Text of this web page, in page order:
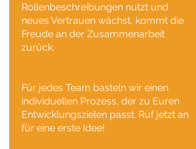
Rollenbeschreibungen nutzt und
neues Vertrauen wächst, kommt die
Freude an der Zusammenarbeit
zurück.
Für jedes Team basteln wir einen
individuellen Prozess, der zu Euren
Entwicklungszielen passt. Ruf jetzt an
für eine erste Idee!